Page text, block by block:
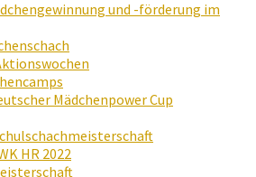
und -förderung im
Mädchenpower Cup
HR 2022